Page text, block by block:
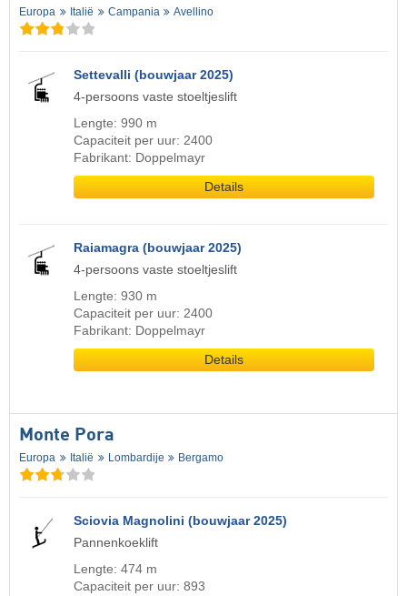
Europa Italië Campania Avellino
Settevalli (bouwjaar 2025)
4-persoons vaste stoeltjeslift
Lengte: 990 m
Capaciteit per uur: 2400
Fabrikant: Doppelmayr
Details
Raiamagra (bouwjaar 2025)
4-persoons vaste stoeltjeslift
Lengte: 930 m
Capaciteit per uur: 2400
Fabrikant: Doppelmayr
Details
Monte Pora
Europa Italië Lombardije Bergamo
Sciovia Magnolini (bouwjaar 2025)
Pannenkoeklift
Lengte: 474 m
Capaciteit per uur: 893